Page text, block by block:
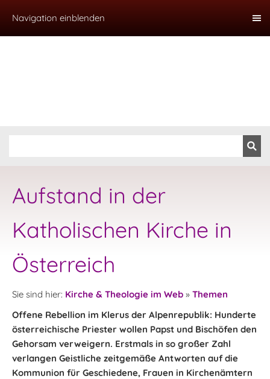
Navigation einblenden
Aufstand in der
Katholischen Kirche in
Österreich
Sie sind hier: Kirche & Theologie im Web » Themen
Offene Rebellion im Klerus der Alpenrepublik: Hunderte
österreichische Priester wollen Papst und Bischöfen den
Gehorsam verweigern. Erstmals in so großer Zahl
verlangen Geistliche zeitgemäße Antworten auf die
Kommunion für Geschiedene, Frauen in Kirchenämtern